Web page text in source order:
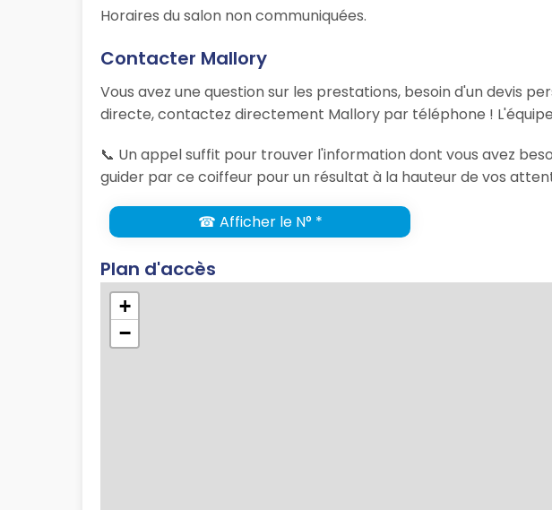
Horaires du salon non communiquées.
Contacter Mallory
Vous avez une question sur les prestations, besoin d'un devis
directe, contactez directement Mallory par téléphone !
📞 Un appel suffit pour trouver l'information dont vous avez
guider par ce coiffeur pour un résultat à la hauteur de vos
☎ Afficher le N° *
Plan d'accès
+
−